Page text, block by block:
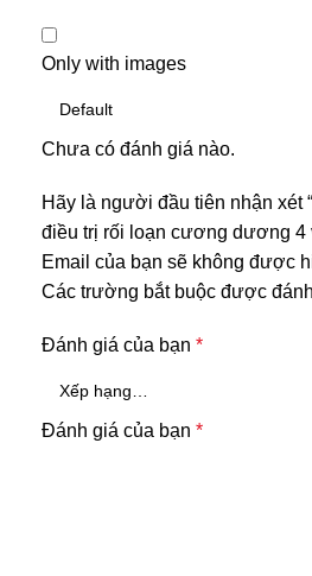
Only with images
Chưa có đánh giá nào.
Hãy là người đầu tiên nhận xét
điều trị rối loạn cương dương 4
Email của bạn sẽ không được
Các trường bắt buộc được
Đánh giá của bạn *
Đánh giá của bạn *